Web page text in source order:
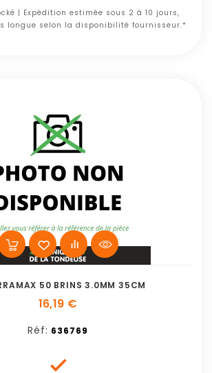
| Expédition estimée sous 2 à 10 jours,
longue selon la disponibilité fournisseur.*
50 BRINS 3.0MM 35CM
16,19 €
Réf: 636769
